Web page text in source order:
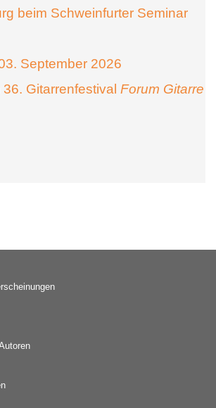
beim Schweinfurter Seminar
September 2026
Gitarrenfestival Forum Gitarre